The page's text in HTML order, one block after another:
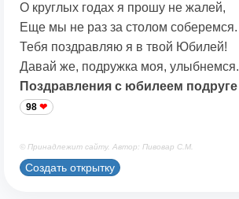
О круглых годах я прошу не жалей,
Еще мы не раз за столом соберемся.
Тебя поздравляю я в твой Юбилей!
Давай же, подружка моя, улыбнемся.
Поздравления с юбилеем подруге
98
© Принадлежит сайту. Автор: Пивовар С.М.
Создать открытку